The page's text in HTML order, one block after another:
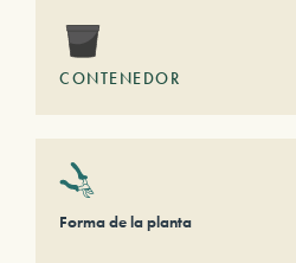
CONTENEDOR
Forma de la planta